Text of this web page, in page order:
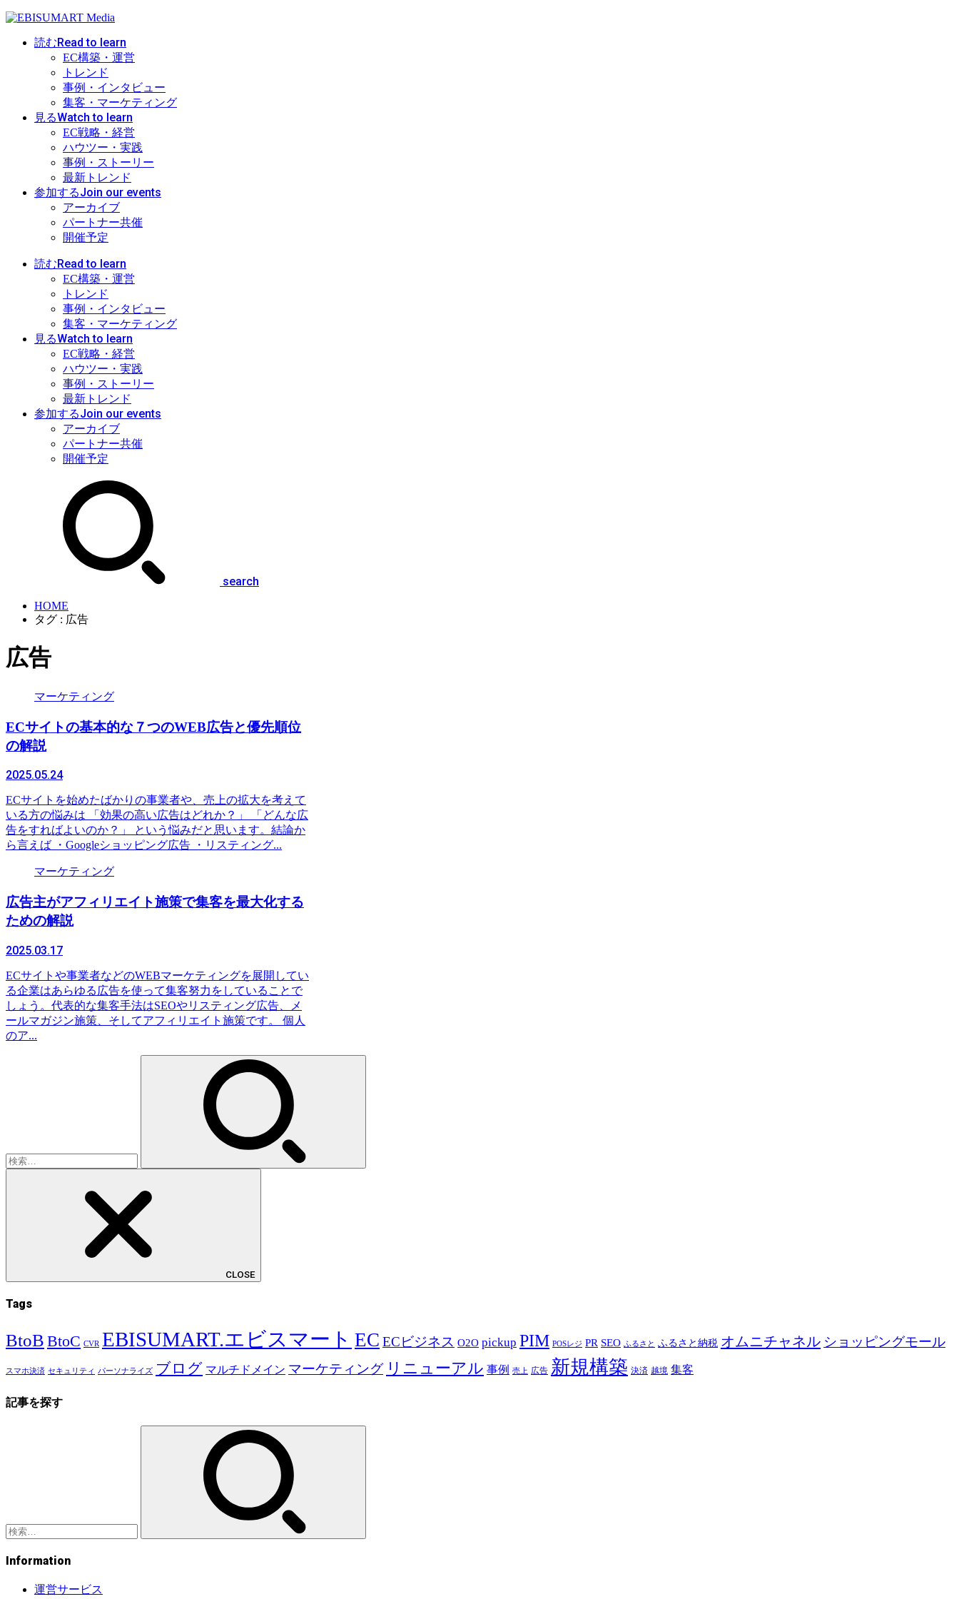
読むRead to learn
EC構築・運営
トレンド
事例・インタビュー
集客・マーケティング
見るWatch to learn
EC戦略・経営
ハウツー・実践
事例・ストーリー
最新トレンド
参加するJoin our events
アーカイブ
パートナー共催
開催予定
読むRead to learn
EC構築・運営
トレンド
事例・インタビュー
集客・マーケティング
見るWatch to learn
EC戦略・経営
ハウツー・実践
事例・ストーリー
最新トレンド
参加するJoin our events
アーカイブ
パートナー共催
開催予定
search
HOME
タグ : 広告
広告
マーケティング
ECサイトの基本的な７つのWEB広告と優先順位
の解説
2025.05.24
ECサイトを始めたばかりの事業者や、売上の拡大を考えて
いる方の悩みは 「効果の高い広告はどれか？」 「どんな広
告をすればよいのか？」 という悩みだと思います。結論か
ら言えば ・Googleショッピング広告 ・リスティング...
マーケティング
広告主がアフィリエイト施策で集客を最大化する
ための解説
2025.03.17
ECサイトや事業者などのWEBマーケティングを展開してい
る企業はあらゆる広告を使って集客努力をしていることで
しょう。代表的な集客手法はSEOやリスティング広告、メ
ールマガジン施策、そしてアフィリエイト施策です。 個人
のア...
CLOSE
Tags
BtoB BtoC CVR EBISUMART.エビスマート EC ECビジネス O2O pickup PIM POSレジ PR SEO ふるさと ふるさと納税 オムニチャネル ショッピングモール
スマホ決済 セキュリティ パーソナライズ ブログ マルチドメイン マーケティング リニューアル 事例 売上 広告 新規構築 決済 越境 集客
記事を探す
Information
運営サービス